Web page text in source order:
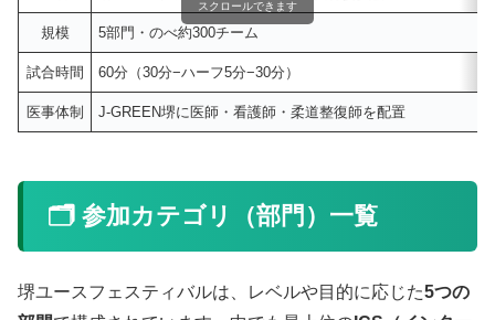
規模 5部門・のべ約300チーム
試合時間 60分（30分−ハーフ5分−30分）
医事体制 J-GREEN堺に医師・看護師・柔道整復師を配置
スクロールできます
🗂️ 参加カテゴリ（部門）一覧
堺ユースフェスティバルは、レベルや目的に応じた5つの